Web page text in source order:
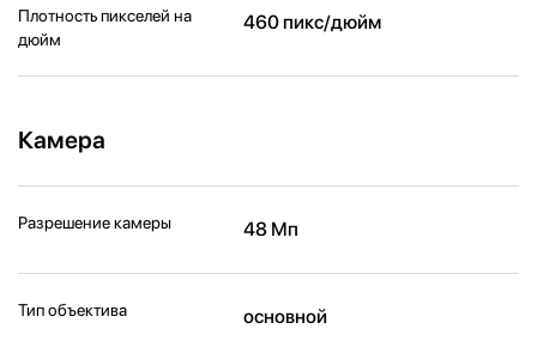
Плотность пикселей на
дюйм
460 пикс/дюйм
Камера
Разрешение камеры 48 Мп
Тип объектива основной